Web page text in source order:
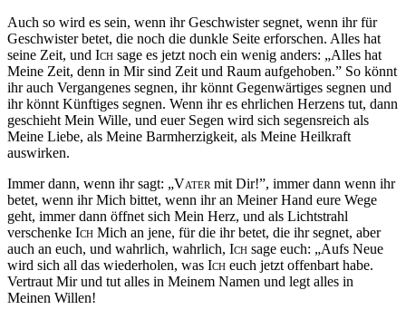
Auch so wird es sein, wenn ihr Geschwister segnet, wenn ihr für
Geschwister betet, die noch die dunkle Seite erforschen. Alles hat
seine Zeit, und Ich sage es jetzt noch ein wenig anders: „Alles hat
Meine Zeit, denn in Mir sind Zeit und Raum aufgehoben.” So könnt
ihr auch Vergangenes segnen, ihr könnt Gegenwärtiges segnen und
ihr könnt Künftiges segnen. Wenn ihr es ehrlichen Herzens tut, dann
geschieht Mein Wille, und euer Segen wird sich segensreich als
Meine Liebe, als Meine Barmherzigkeit, als Meine Heilkraft
auswirken.
Immer dann, wenn ihr sagt: „Vater mit Dir!”, immer dann wenn ihr
betet, wenn ihr Mich bittet, wenn ihr an Meiner Hand eure Wege
geht, immer dann öffnet sich Mein Herz, und als Lichtstrahl
verschenke Ich Mich an jene, für die ihr betet, die ihr segnet, aber
auch an euch, und wahrlich, wahrlich, Ich sage euch: „Aufs Neue
wird sich all das wiederholen, was Ich euch jetzt offenbart habe.
Vertraut Mir und tut alles in Meinem Namen und legt alles in
Meinen Willen!